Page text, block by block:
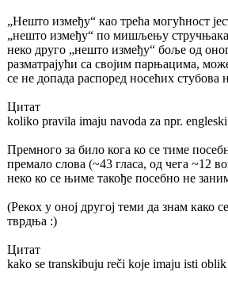
„Нешто између“ као трећа могућност
„нешто између“ по мишљењу стручњака
неко друго „нешто између“ боље од
разматрајући са својим парњацима,
се не допада распоред носећих стубова
Цитат
koliko pravila imaju navoda za npr.
Премного за било кога ко се тиме
премало слова (~43 гласа, од чега ~12
неко ко се њиме такође посебно не
(Рекох у оној другој теми да знам како
тврдња :)
Цитат
kako se transkibuju reči koje imaju isti